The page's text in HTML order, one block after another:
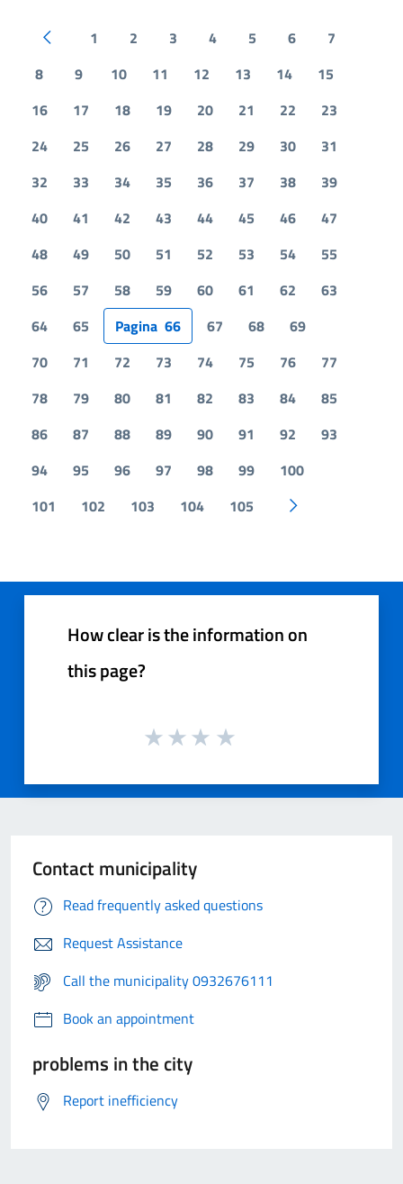
Pagina precedente
1 2 3 4 5 6
7
8
9 10 11 12 13 14
15
16
17 18 19 20 21 22
23
24
25 26 27 28 29 30
31
32
33 34 35 36 37 38
39
40
41 42 43 44 45 46
47
48
49 50 51 52 53 54
55
56
57 58 59 60 61 62
63
64
65 Pagina 66 67 68
69
70
71 72 73 74 75 76
77
78
79 80 81 82 83 84
85
86
87 88 89 90 91 92
93
94
95 96 97 98 99
100
101
102 103 104 105 Pagina
How clear is the information on
this page?
Contact municipality
Read frequently asked questions
Request Assistance
Call the municipality 0932676111
Book an appointment
problems in the city
Report inefficiency